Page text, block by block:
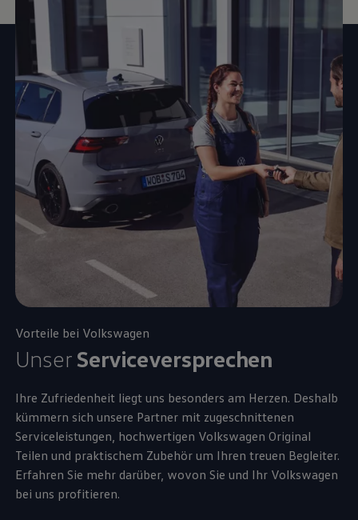
Vorteile bei Volkswagen
Unser Serviceversprechen
Ihre Zufriedenheit liegt uns besonders am Herzen. Deshalb
kümmern sich unsere Partner mit zugeschnittenen
Serviceleistungen, hochwertigen Volkswagen Original
Teilen und praktischem Zubehörum Ihren treuen Begleiter.
Erfahren Sie mehr darüber, wovon Sie und Ihr Volkswagen
bei uns profitieren.